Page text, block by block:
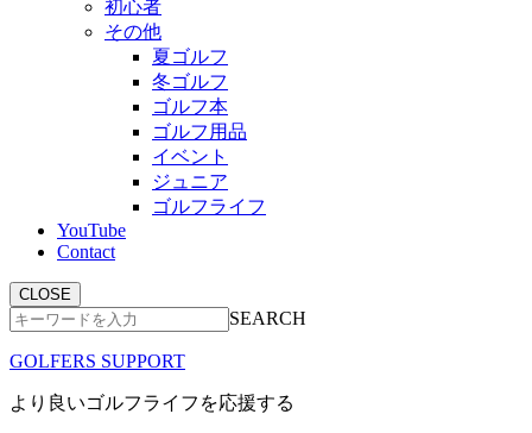
初心者
その他
夏ゴルフ
冬ゴルフ
ゴルフ本
ゴルフ用品
イベント
ジュニア
ゴルフライフ
YouTube
Contact
CLOSE
SEARCH
GOLFERS SUPPORT
より良いゴルフライフを応援する